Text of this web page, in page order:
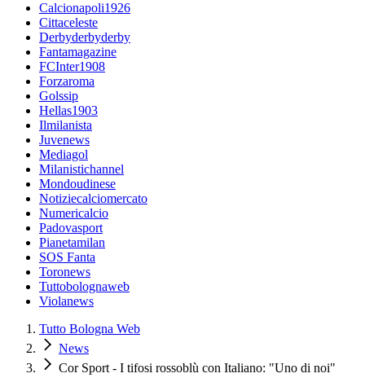
Calcionapoli1926
Cittaceleste
Derbyderbyderby
Fantamagazine
FCInter1908
Forzaroma
Golssip
Hellas1903
Ilmilanista
Juvenews
Mediagol
Milanistichannel
Mondoudinese
Notiziecalciomercato
Numericalcio
Padovasport
Pianetamilan
SOS Fanta
Toronews
Tuttobolognaweb
Violanews
Tutto Bologna Web
News
Cor Sport - I tifosi rossoblù con Italiano: "Uno di noi"